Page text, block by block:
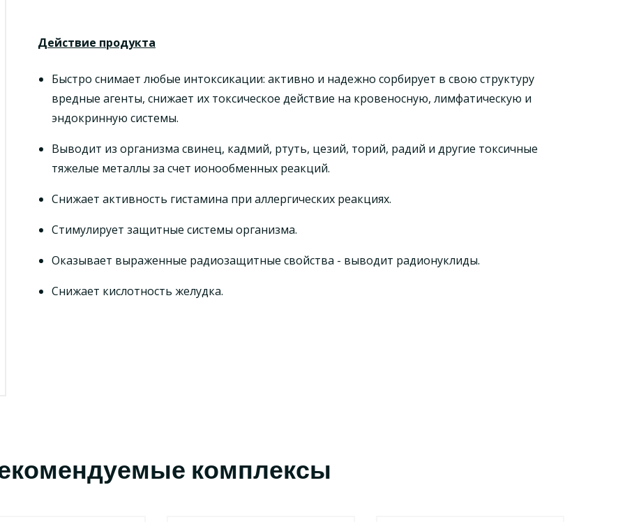
Действие продукта
Быстро снимает любые интоксикации: активно и надежно сорбирует в свою структуру
вредные агенты, снижает их токсическое действие на кровеносную, лимфатическую и
эндокринную системы.
Выводит из организма свинец, кадмий, ртуть, цезий, торий, радий и другие токсичные
тяжелые металлы за счет ионообменных реакций.
Снижает активность гистамина при аллергических реакциях.
Стимулирует защитные системы организма.
Оказывает выраженные радиозащитные свойства - выводит радионуклиды.
Снижает кислотность желудка.
комплексы